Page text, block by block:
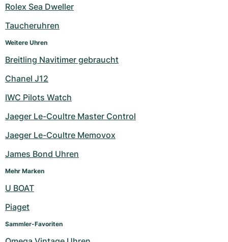
Rolex Sea Dweller
Taucheruhren
Weitere Uhren
Breitling Navitimer gebraucht
Chanel J12
IWC Pilots Watch
Jaeger Le-Coultre Master Control
Jaeger Le-Coultre Memovox
James Bond Uhren
Mehr Marken
U BOAT
Piaget
Sammler-Favoriten